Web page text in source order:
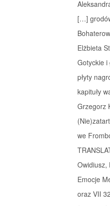
[…]
Elżbieta
Gotyckie i
płyty
kapituły
Grzegorz
we
Owidiusz,
Emocje
oraz VII